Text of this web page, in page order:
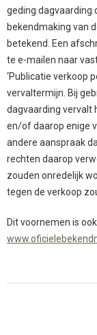
geding dagvaarding
bekendmaking van
betekend. Een
te e-mailen naar
‘Publicatie verkoop
vervaltermijn. Bij
dagvaarding vervalt
en/of daarop enige
andere aanspraak
rechten daarop
zouden onredelijk
tegen de verkoop
Dit voornemen is